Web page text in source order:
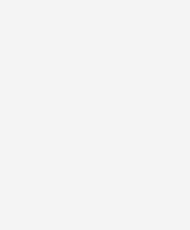
zählt zu den
– Aufgaben
die CO₂-
Prozessen:
oder
und
werden – ohne die